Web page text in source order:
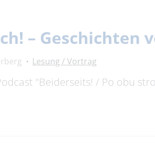
– Geschichten
Lesung / Vortrag
"Beiderseits! / Po obu